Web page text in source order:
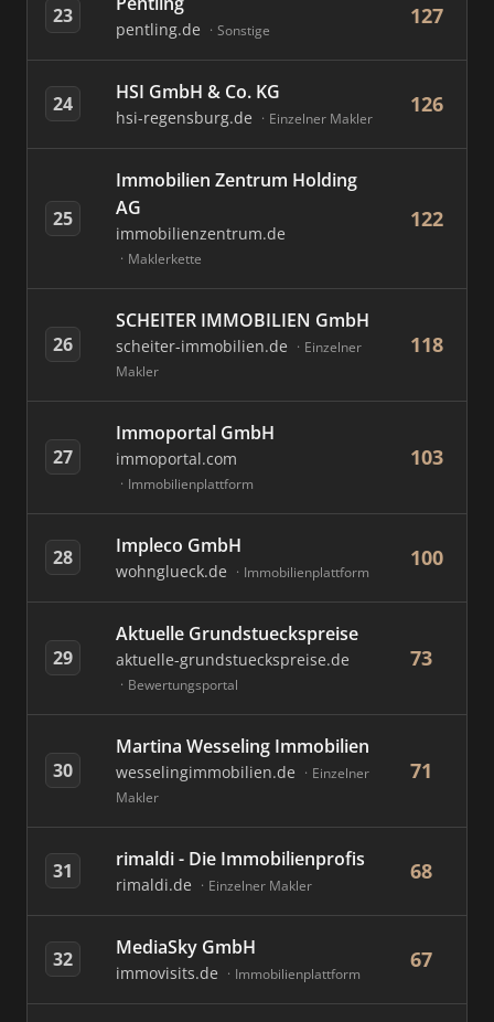
23
pentling.de Sonstige
127
24 HSI GmbH & Co. KG
hsi-regensburg.de Einzelner Makler
126
25
Immobilien Zentrum Holding
AG
immobilienzentrum.de
Maklerkette
122
26
SCHEITER IMMOBILIEN GmbH
scheiter-immobilien.de
Einzelner
Makler
118
27
Immoportal GmbH
immoportal.com
Immobilienplattform
103
28 Impleco GmbH
wohnglueck.de Immobilienplattform
100
29
Aktuelle Grundstueckspreise
aktuelle-grundstueckspreise.de
Bewertungsportal
73
30
Martina Wesseling Immobilien
wesselingimmobilien.de
Einzelner
Makler
71
31 rimaldi - Die Immobilienprofis
rimaldi.de Einzelner Makler
68
32 MediaSky GmbH
immovisits.de Immobilienplattform
67